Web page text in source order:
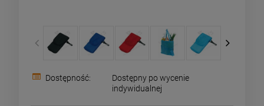
Dostępność:
Dostępny po wycenie
indywidualnej